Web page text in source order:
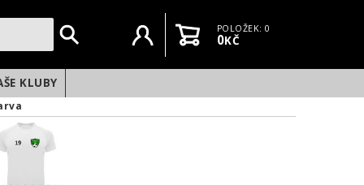
Uživatelský účet
KošíkPOLOŽEK: 0
0KČ
KLUBY